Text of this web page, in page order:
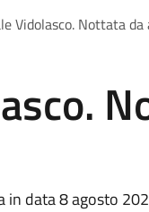
Vidolasco. Nottata da
in data 8 agosto